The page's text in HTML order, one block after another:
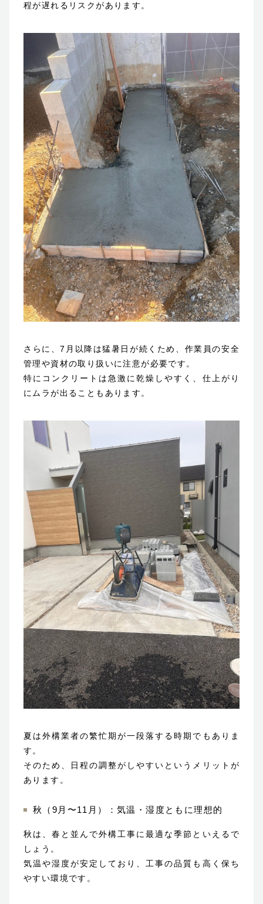
程が遅れるリスクがあります。
さらに、7月以降は猛暑日が続くため、作業員の安全
管理や資材の取り扱いに注意が必要です。
特にコンクリートは急激に乾燥しやすく、仕上がり
にムラが出ることもあります。
夏は外構業者の繁忙期が一段落する時期でもありま
す。
そのため、日程の調整がしやすいというメリットが
あります。
秋（9月〜11月）：気温・湿度ともに理想的
秋は、春と並んで外構工事に最適な季節といえるで
しょう。
気温や湿度が安定しており、工事の品質も高く保ち
やすい環境です。